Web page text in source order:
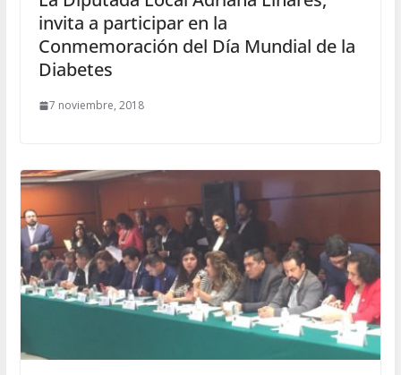
invita a participar en la
Conmemoración del Día Mundial de la
Diabetes
7 noviembre, 2018